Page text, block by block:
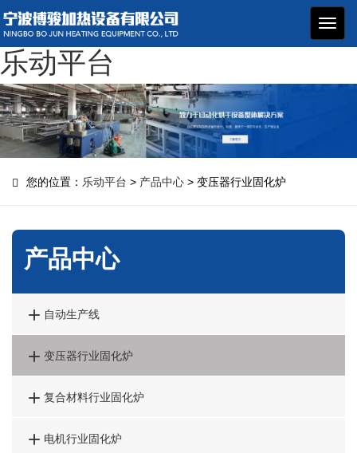
乐动平台
博骏
加热
您的位置： 乐动平台 > 产品中心 > 变压器行业固化炉
产品中心
 自动生产线
 变压器行业固化炉
 复合材料行业固化炉
 电机行业固化炉